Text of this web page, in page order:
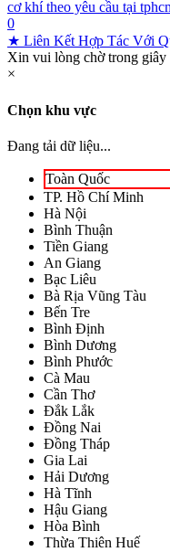
cơ khí theo yêu cầu tại
0
★ Liên Kết Hợp Tác Với
Xin vui lòng chờ trong
×
Chọn khu vực
Đang tải dữ liệu...
Toàn Quốc
TP. Hồ Chí Minh
Hà Nội
Bình Thuận
Tiền Giang
An Giang
Bạc Liêu
Bà Rịa Vũng Tàu
Bến Tre
Bình Định
Bình Dương
Bình Phước
Cà Mau
Cần Thơ
Đắk Lắk
Đồng Nai
Đồng Tháp
Gia Lai
Hải Dương
Hà Tĩnh
Hậu Giang
Hòa Bình
Thừa Thiên Huế